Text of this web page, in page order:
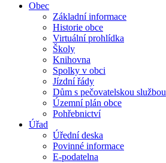
Obec
Základní informace
Historie obce
Virtuální prohlídka
Školy
Knihovna
Spolky v obci
Jízdní řády
Dům s pečovatelskou službou
Územní plán obce
Pohřebnictví
Úřad
Úřední deska
Povinné informace
E-podatelna